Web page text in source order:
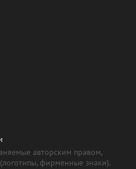
авторским правом,
фирменные знаки).